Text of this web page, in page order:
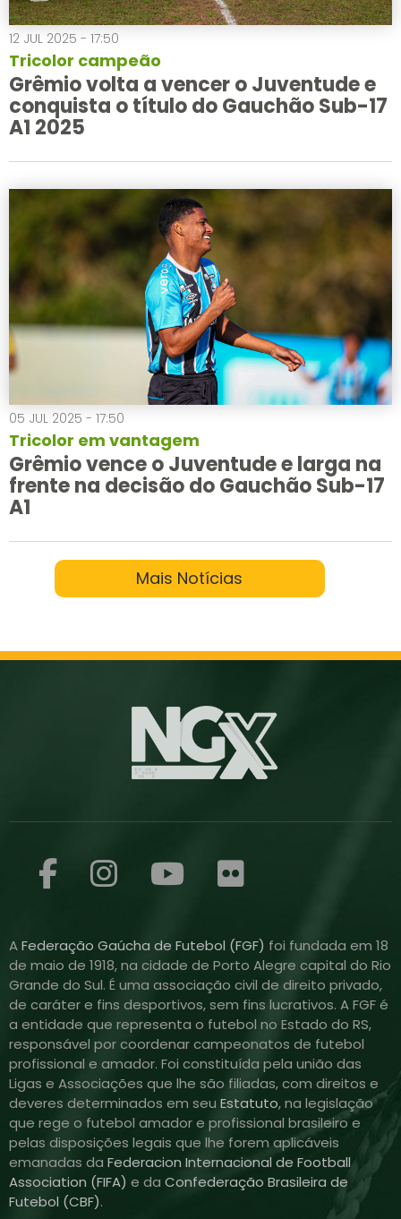
12 JUL 2025 - 17:50
Tricolor campeão
Grêmio volta a vencer o Juventude e
conquista o título do Gauchão Sub-17
A1 2025
05 JUL 2025 - 17:50
Tricolor em vantagem
Grêmio vence o Juventude e larga na
frente na decisão do Gauchão Sub-17
A1
Mais Notícias
AFederação Gaúcha de Futebol (FGF) foi fundada em 18
de maio de 1918, na cidade de Porto Alegre capital do Rio
Grande do Sul. É uma associação civil de direito privado,
de caráter e fins desportivos, sem fins lucrativos. A FGF é
a entidade que representa o futebol no Estado do RS,
responsável por coordenar campeonatos de futebol
profissional e amador. Foi constituída pela união das
Ligas e Associações que lhe são filiadas, com direitos e
deveres determinados em seu Estatuto, na legislação
que rege o futebol amador e profissional brasileiro e
pelas disposições legais que lhe forem aplicáveis
emanadas da Federacion Internacional de Football
Association (FIFA) e da Confederação Brasileira de
Futebol (CBF).